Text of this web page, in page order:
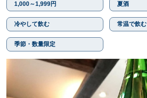
1,000～1,999円 夏酒
冷やして飲む 常温で飲む
季節・数量限定